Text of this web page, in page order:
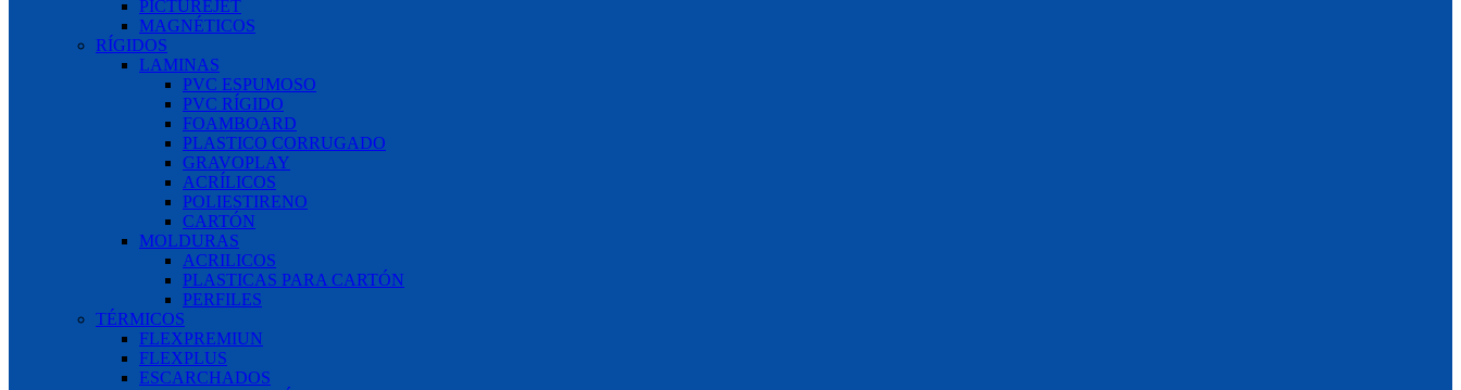
PICTUREJET
MAGNÉTICOS
RÍGIDOS
LAMINAS
PVC ESPUMOSO
PVC RÍGIDO
FOAMBOARD
PLASTICO CORRUGADO
GRAVOPLAY
ACRÍLICOS
POLIESTIRENO
CARTÓN
MOLDURAS
ACRILICOS
PLASTICAS PARA CARTÓN
PERFILES
TÉRMICOS
FLEXPREMIUN
FLEXPLUS
ESCARCHADOS